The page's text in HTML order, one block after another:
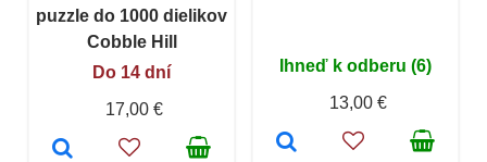
puzzle do 1000 dielikov
Cobble Hill
Do 14 dní
17,00 €
Ihneď k odberu (6)
13,00 €